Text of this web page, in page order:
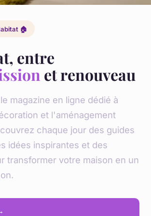
🏠
entre
et renouveau
magazine en ligne dédié à
et l'aménagement
chaque jour des guides
idées inspirantes et des
transformer votre maison en un